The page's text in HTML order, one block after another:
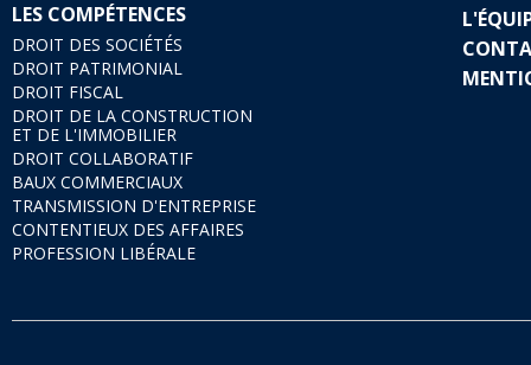
LES COMPÉTENCES
DROIT DES SOCIÉTÉS
DROIT PATRIMONIAL
DROIT FISCAL
DROIT DE LA CONSTRUCTION
ET DE L'IMMOBILIER
DROIT COLLABORATIF
BAUX COMMERCIAUX
TRANSMISSION D'ENTREPRISE
CONTENTIEUX DES AFFAIRES
PROFESSION LIBÉRALE